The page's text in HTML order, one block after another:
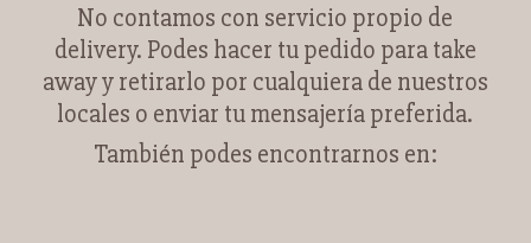
No contamos con servicio propio de
delivery. Podes hacer tu pedido para take
away y retirarlo por cualquiera de nuestros
locales o enviar tu mensajería preferida.
También podes encontrarnos en: